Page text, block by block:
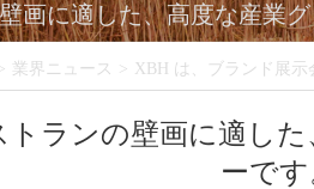
画に適した、高度な産業
> 業界ニュース > XBH は、ブランド展示
ランの壁画に適し
ーです